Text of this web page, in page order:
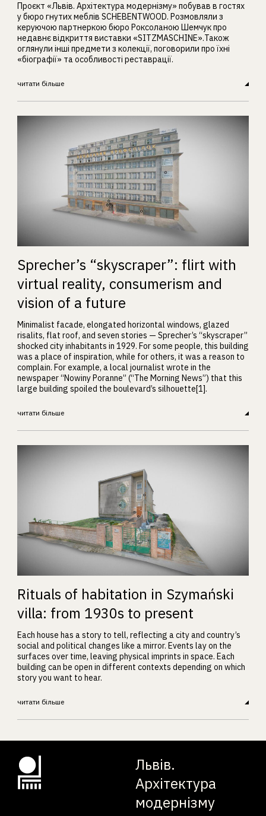
Проєкт «Львів. Архітектура модернізму» побував в гостях
у бюро гнутих меблів SCHEBENTWOOD. Розмовляли з
керуючою партнеркою бюро Роксоланою Шемчук про
недавнє відкриття виставки «SITZMASCHINE».Також
оглянули інші предмети з колекції, поговорили про їхні
«біографії» та особливості реставрації.
читати більше
Sprecher’s “skyscraper”: flirt with
virtual reality, consumerism and
vision of a future
Minimalist facade, elongated horizontal windows, glazed
risalits, flat roof, and seven stories — Sprecher’s “skyscraper”
shocked city inhabitants in 1929. For some people, this building
was a place of inspiration, while for others, it was a reason to
complain. For example, a local journalist wrote in the
newspaper “Nowiny Poranne” (“The Morning News”) that this
large building spoiled the boulevard’s silhouette[1].
читати більше
Rituals of habitation in Szymański
villa: from 1930s to present
Each house has a story to tell, reflecting a city and country’s
social and political changes like a mirror. Events lay on the
surfaces over time, leaving physical imprints in space. Each
building can be open in different contexts depending on which
story you want to hear.
читати більше
Львів.
Архітектура
модернізму